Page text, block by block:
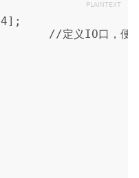
//定义IO口，便于调